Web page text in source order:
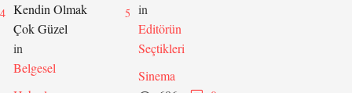
4 Kendin Olmak
Çok Güzel
in
Belgesel
5 in
Editörün
Seçtikleri
Sinema